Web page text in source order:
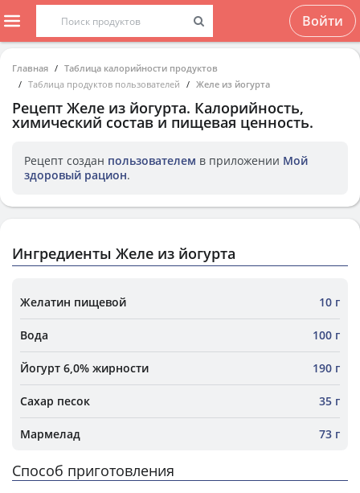
Войти
Главная
Таблица калорийности продуктов
Таблица продуктов пользователей
Желе из йогурта
Рецепт Желе из йогурта. Калорийность,
химический состав и пищевая ценность.
Рецепт создан пользователем в приложении Мой
здоровый рацион.
Ингредиенты Желе из йогурта
Желатин пищевой 10 г
Вода 100 г
Йогурт 6,0% жирности 190 г
Сахар песок 35 г
Мармелад 73 г
Способ приготовления